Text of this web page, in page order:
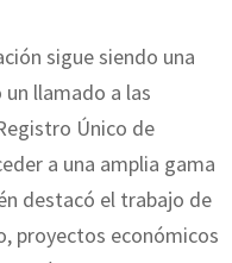
sigue siendo una
llamado a las
Único de
a una amplia gama
destacó el trabajo de
proyectos económicos